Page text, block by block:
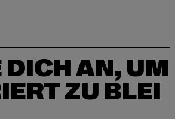
DICH AN, UM
ZU BLEI